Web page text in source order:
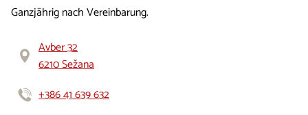
Ganzjährig nach Vereinbarung.
Avber 32
6210 Sežana
+386 41 639 632